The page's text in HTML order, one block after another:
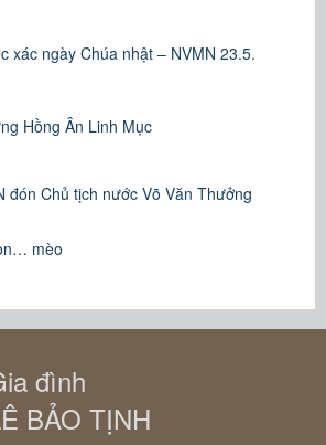
xác ngày Chúa nhật – NVMN 23.5.
Hồng Ân Linh Mục
đón Chủ tịch nước Võ Văn Thưởng
mèo
đình
BẢO TỊNH